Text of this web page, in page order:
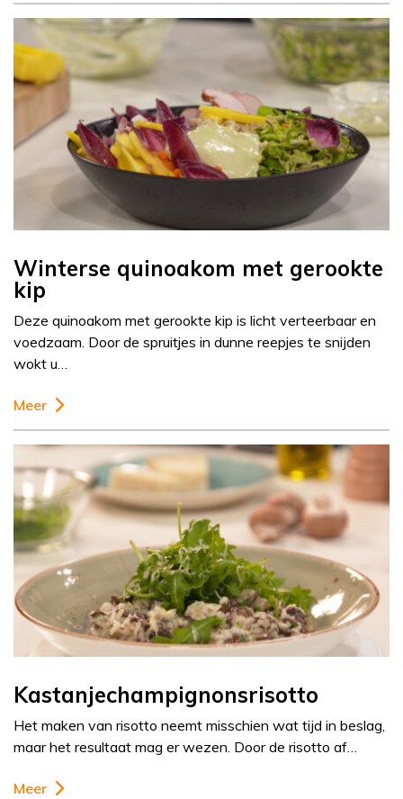
Winterse quinoakom met gerookte
kip
Deze quinoakom met gerookte kip is licht verteerbaar en
voedzaam. Door de spruitjes in dunne reepjes te snijden
wokt u…
Meer
Kastanjechampignonsrisotto
Het maken van risotto neemt misschien wat tijd in beslag,
maar het resultaat mag er wezen. Door de risotto af…
Meer